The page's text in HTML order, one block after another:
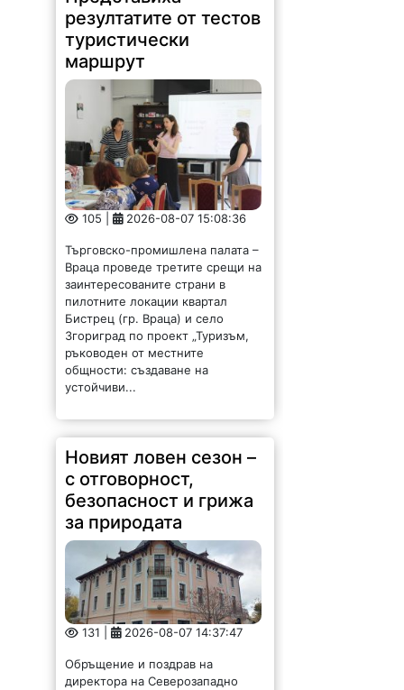
резултатите от тестов
туристически
маршрут
105 | 2026-08-07 15:08:36
Търговско-промишлена палата –
Враца проведе третите срещи на
заинтересованите страни в
пилотните локации квартал
Бистрец (гр. Враца) и село
Згориград по проект „Туризъм,
ръководен от местните
общности: създаване на
устойчиви...
Новият ловен сезон –
с отговорност,
безопасност и грижа
за природата
131 | 2026-08-07 14:37:47
Обръщение и поздрав на
директора на Северозападно